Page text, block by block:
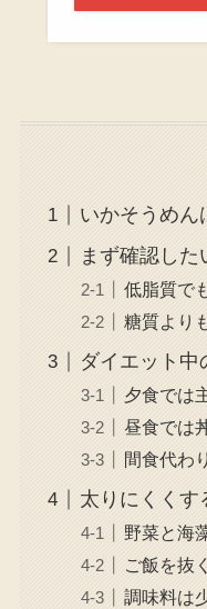
いかそうめん
まず確認した
低脂質で
糖質より
ダイエット中
夕食では
昼食では
間食代わ
太りにくくす
野菜と海
ご飯を抜
調味料は